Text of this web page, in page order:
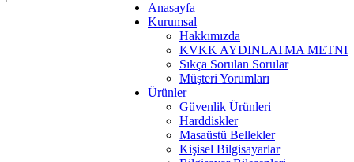
Anasayfa
Kurumsal
Hakkımızda
KVKK AYDINLATMA METNI
Sıkça Sorulan Sorular
Müşteri Yorumları
Ürünler
Güvenlik Ürünleri
Harddiskler
Masaüstü Bellekler
Kişisel Bilgisayarlar